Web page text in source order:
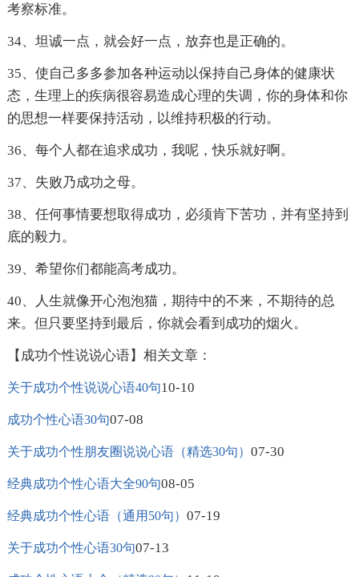
考察标准。
34、坦诚一点，就会好一点，放弃也是正确的。
35、使自己多多参加各种运动以保持自己身体的健康状
态，生理上的疾病很容易造成心理的失调，你的身体和你
的思想一样要保持活动，以维持积极的行动。
36、每个人都在追求成功，我呢，快乐就好啊。
37、失败乃成功之母。
38、任何事情要想取得成功，必须肯下苦功，并有坚持到
底的毅力。
39、希望你们都能高考成功。
40、人生就像开心泡泡猫，期待中的不来，不期待的总
来。但只要坚持到最后，你就会看到成功的烟火。
【成功个性说说心语】相关文章：
关于成功个性说说心语40句10-10
成功个性心语30句07-08
关于成功个性朋友圈说说心语（精选30句） 07-30
经典成功个性心语大全90句08-05
经典成功个性心语（通用50句） 07-19
关于成功个性心语30句07-13